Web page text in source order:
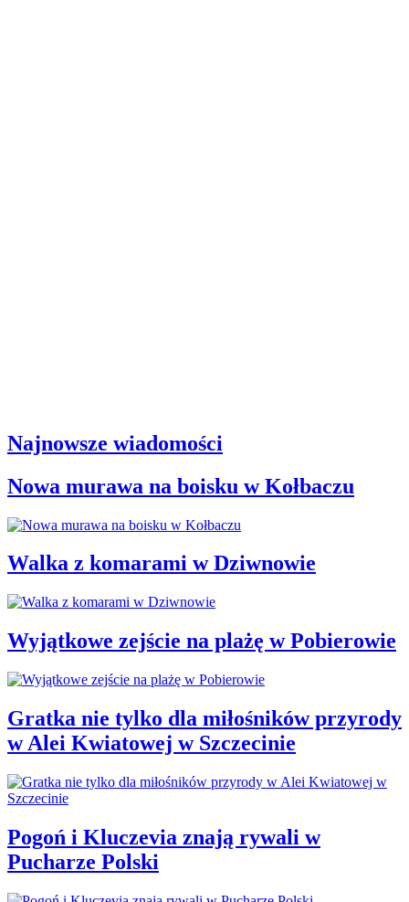
Najnowsze wiadomości
Nowa murawa na boisku w Kołbaczu
Walka z komarami w Dziwnowie
Wyjątkowe zejście na plażę w Pobierowie
Gratka nie tylko dla miłośników przyrody
w Alei Kwiatowej w Szczecinie
Pogoń i Kluczevia znają rywali w
Pucharze Polski